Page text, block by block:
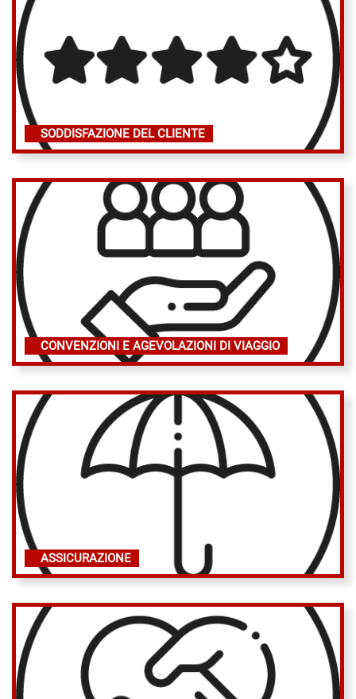
SODDISFAZIONE DEL CLIENTE
CONVENZIONI E AGEVOLAZIONI DI VIAGGIO
ASSICURAZIONE